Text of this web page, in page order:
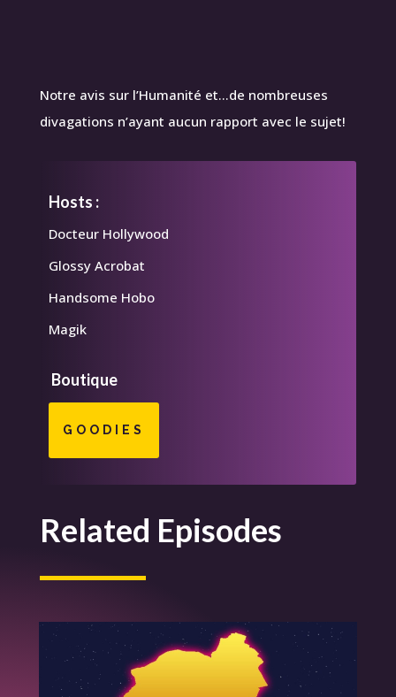
Notre avis sur l’Humanité et…de nombreuses
divagations n’ayant aucun rapport avec le sujet!
Hosts :
Docteur Hollywood
Glossy Acrobat
Handsome Hobo
Magik
Boutique
GOODIES
Related Episodes